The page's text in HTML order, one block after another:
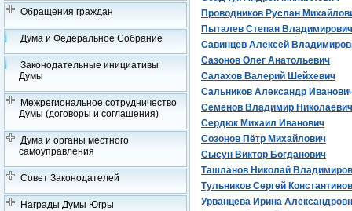
Обращения граждан
Дума и Федеральное Собрание
Законодательные инициативы
Думы
Межрегиональное сотрудничество
Думы (договоры и соглашения)
Дума и органы местного
самоуправления
Совет Законодателей
Награды Думы Югры
Проводников Руслан
Пыталев Степан Владимирович
Савинцев Алексей
Сазонов Олег Анатольевич
Салахов Валерий Шейхевич
Сальников Александр
Семенов Владимир Николаевич
Сердюк Михаил Иванович
Созонов Пётр Михайлович
Сысун Виктор Богданович
Ташланов Николай
Тульников Сергей
Урванцева Ирина